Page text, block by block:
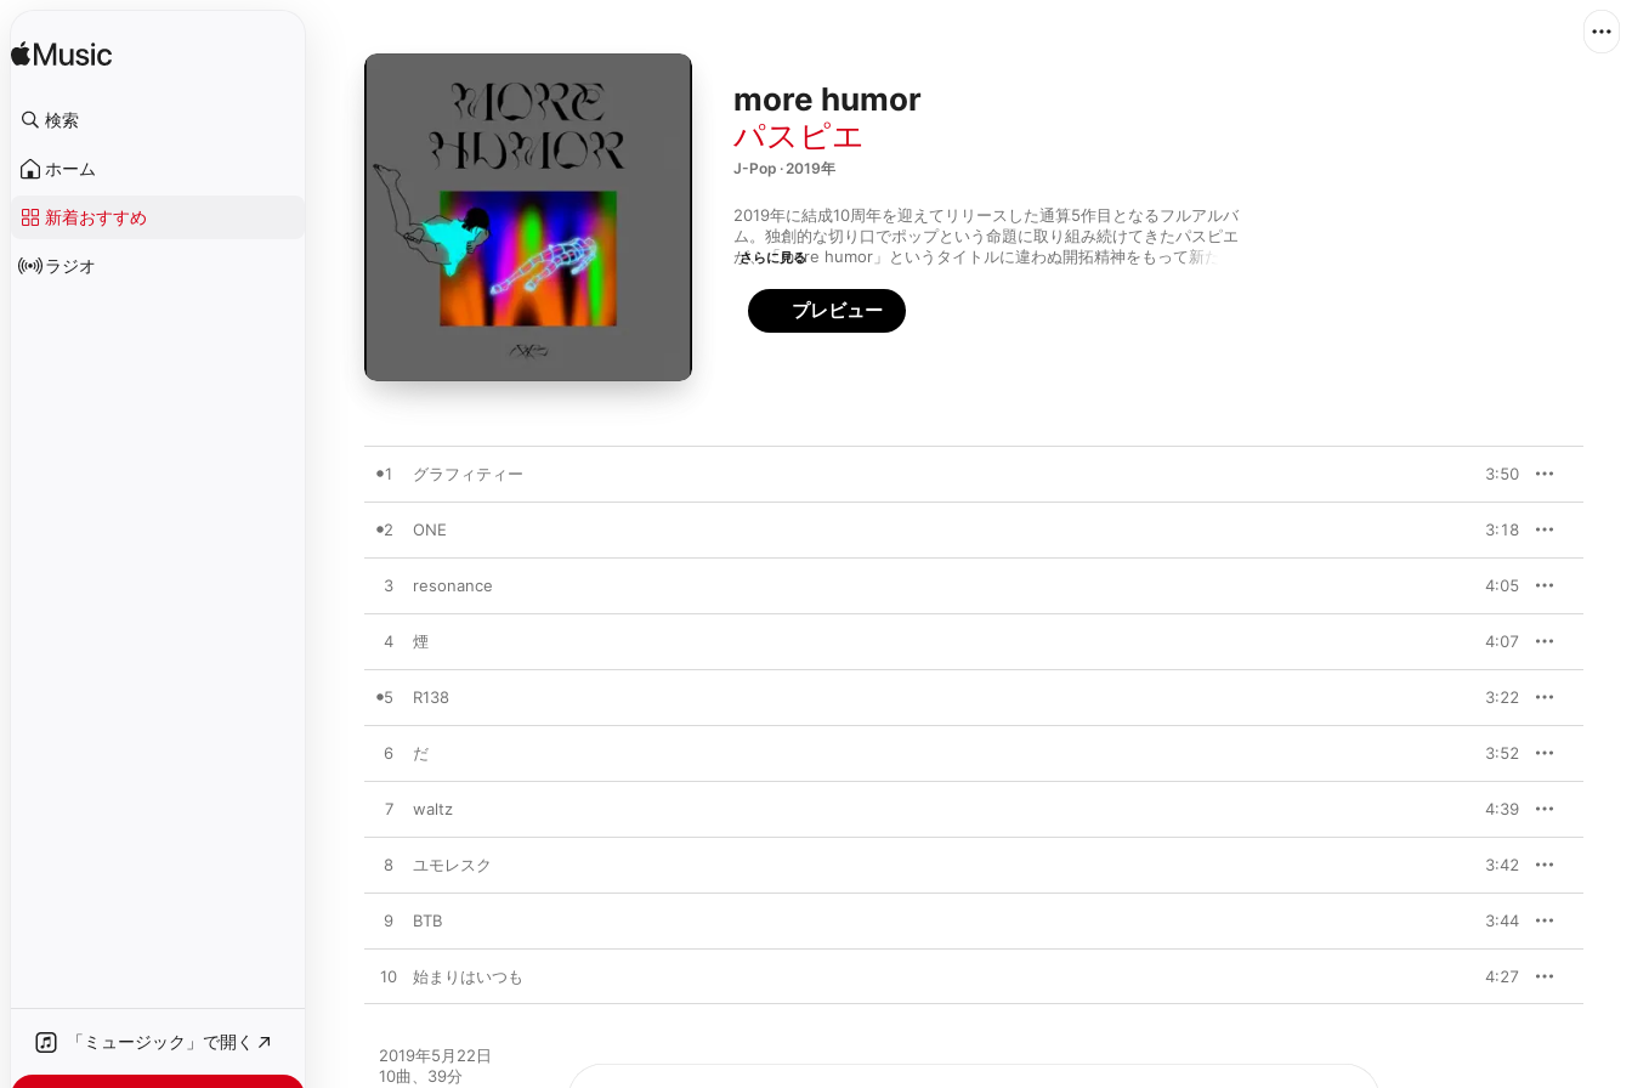
検索
ホーム
新着おすすめ
ラジオ
「ミュージック」で開く
more humor
パスピエ
J-Pop · 2019年
2019年に結成10周年を迎えてリリースした通算5作目となるフルアルバ
ム。独創的な切り口でポップという命題に取り組み続けてきたパスピエ
が、「more humor」というタイトルに違わぬ開拓精神をもって新たなサウ
プビートに湿り気を帯びた旋律が伝うナンバーとなったほか、アルバムの
幕開けと同時にエッジィなコンビネーションで駆け抜ける"グラフィティ
ー"、3拍子のドリームポップ"waltz"など、エフェクトを噛ませたヴォーカ
さらに見る
プレビュー
1 グラフィティー 3:50
2 ONE 3:18
3 resonance 4:05
4 煙 4:07
5 R138 3:22
6 だ 3:52
7 waltz 4:39
8 ユモレスク 3:42
9 BTB 3:44
10 始まりはいつも 4:27
2019年5月22日
10曲、39分